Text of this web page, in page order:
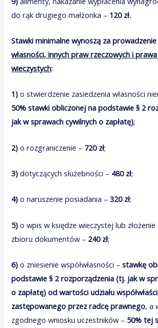
do rąk drugiego małżonka – 120 zł.
Stawki minimalne wynoszą za
własności, innych praw rzeczowych i
wieczystych:
1) o stwierdzenie zasiedzenia własności
50% stawki obliczonej na podstawie § 2
jak w sprawach cywilnych o zapłatę);
2) o rozgraniczenie – 720 zł;
3) dotyczących służebności – 480 zł;
4) o naruszenie posiadania –320 zł;
5) o wpis w księdze wieczystej lub
zbioru dokumentów – 240 zł;
6) o zniesienie współwłasności –stawkę
podstawie § 2 rozporządzenia (tj. jak w
o zapłatę) od wartości udziału
zastępowanego przez radcę prawnego, a
zgodnego wniosku uczestników – 50% tej